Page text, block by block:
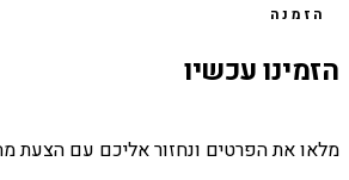
הזמנה
הזמינו עכשיו
מלאו את הפרטים ונחזור אליכם עם הצעת